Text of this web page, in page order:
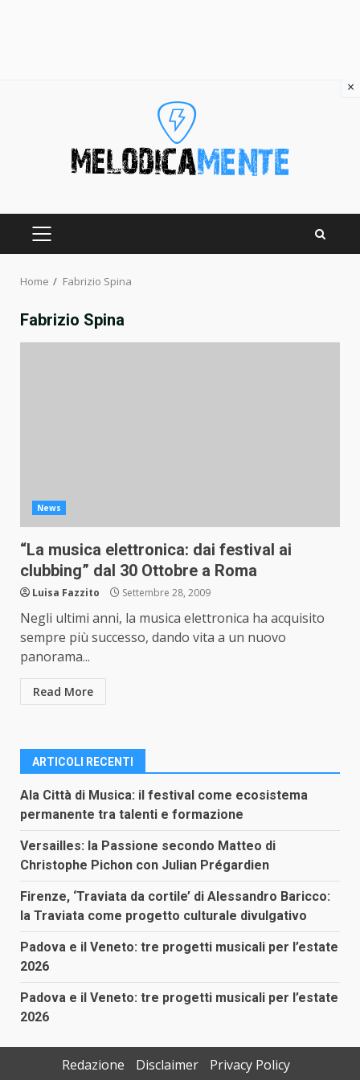
PRIMARY
Home Fabrizio Spina
Fabrizio Spina
News
“La musica elettronica: dai festival ai
clubbing” dal 30 Ottobre a Roma
Luisa Fazzito Settembre 28, 2009
Negli ultimi anni, la musica elettronica ha acquisito
sempre più successo, dando vita a un nuovo
panorama...
Read More
ARTICOLI RECENTI
Ala Città di Musica: il festival come ecosistema
permanente tra talenti e formazione
Versailles: la Passione secondo Matteo di
Christophe Pichon con Julian Prégardien
Firenze, ‘Traviata da cortile’ di Alessandro Baricco:
la Traviata come progetto culturale divulgativo
Padova e il Veneto: tre progetti musicali per l’estate
2026
Padova e il Veneto: tre progetti musicali per l’estate
2026
Redazione Disclaimer Privacy Policy
×